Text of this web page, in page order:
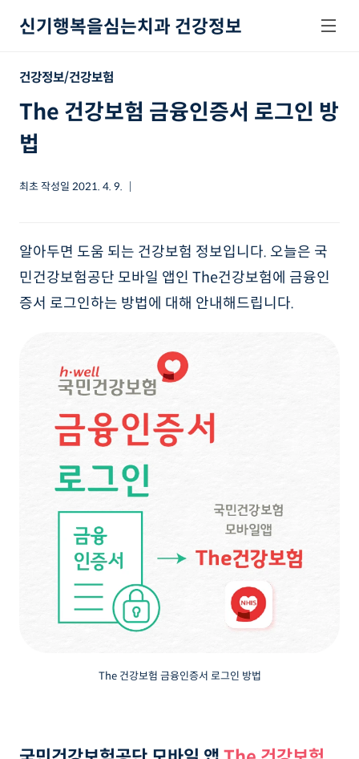
본문 바로가기
신기행복을심는치과 건강정보
건강정보/건강보험
The 건강보험 금융인증서 로그인 방
법
최초 작성일 2021. 4. 9.
알아두면 도움 되는 건강보험 정보입니다. 오늘은 국
민건강보험공단 모바일 앱인 The건강보험에 금융인
증서 로그인하는 방법에 대해 안내해드립니다.
The 건강보험 금융인증서 로그인 방법